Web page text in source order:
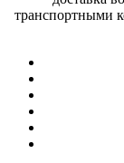
транспортными